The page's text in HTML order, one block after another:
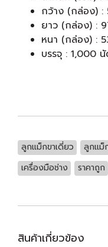
กว้าง (กล่อง) :
ยาว (กล่อง) :
หนา (กล่อง) :
บรรจุ : 1,000
ลูกแม็กขาเดี่ยว ลูกแม็
เครื่องมือช่าง
ราคาถูก
สินค้าเกี่ยวข้อง